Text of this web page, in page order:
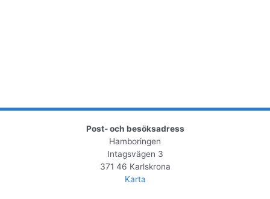
Post- och besöksadress
Hamboringen
Intagsvägen 3
371 46 Karlskrona
Karta